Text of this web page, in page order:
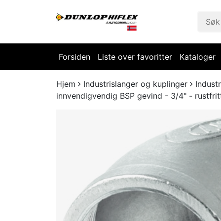
Forsiden Liste over favoritter Kataloger
Hjem Industrislanger og kuplinger
innvendigvendig BSP gevind - 3/4" -